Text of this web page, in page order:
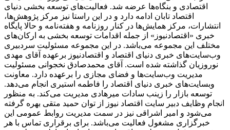
اقتصادی و بنگاه‌ها عرضه شد. فعالیت‌های توسعه بخشی دنیای
اقتصاد تابان ادامه دارد و در این راستا نیز مرکز پژوهش‌ها،
انتشارات، مرکز همایش‌ها در کنار روزنامه و هفته‌نامه و حالا پایگاه
خبری «اقتصادنیوز» از جمله اقدامات توسعه بخشی به ارکان‌های
مختلف این مجموعه می‌باشد. در این مجموعه مسئولیت سردبیری
وب‌سایت‌های خبری دنیای اقتصاد و اقتصادنیوز برعهده آقای مهدی
نوروزیان گذاشته شده است. آقای محمدصادق نخجوانی مسئولیت
مدیریت وب‌سایت‌ها و فضای مجازی را برعهده دارد. معاونت
وبسایت‌های خبری دنیای اقتصاد را فاطمه استیری انجام می‌دهد.
توسعه بازار را زینب سادات میرهادی مدیریت می‌کند. به منظور
انجام وظایف دبیر سایت اقتصاد نیوز از توان حمید متقی بهره گرفته
می‌شود و امیر اشراقی نیز در سمت مدیریت روابط عمومی این
خبرگزاری مشغول فعالیت می‌باشد. برای برقراری تماس با هر